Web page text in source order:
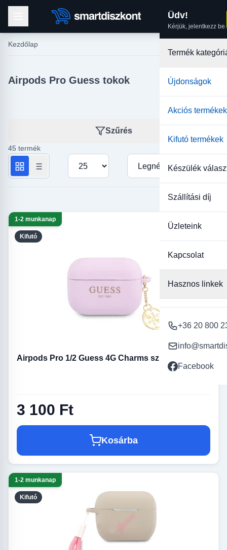
Üdv!
Kérjük, jelentkezz be.
Termék
Újdonságok
Akciós termékek
Kifutó termékek
Készülék
Szállítási díj
Üzleteink
Kapcsolat
Hasznos linkek
+36 20 800
Facebook
Kezdőlap
Airpods Pro Guess tokok
Szűrés
45 termék
Termékek száma oldalanként
Rendezés
Kifutó
1-2 munkanap
Airpods Pro 1/2 Guess 4G Charms szilikon tok lila
3 100 Ft
Kosárba
Kifutó
1-2 munkanap